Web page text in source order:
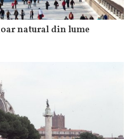
natural din lume